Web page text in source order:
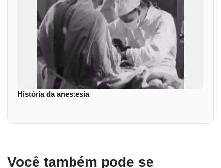
História da anestesia
Você também pode se